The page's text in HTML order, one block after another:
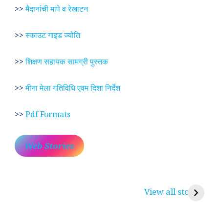
>>मैदानांची मापे व रेखाटन
>>स्काउट गाइड ज्योति
>>शिक्षण सहायक सामग्री पुस्तक
>>मीना मेला गतिविधि एवम दिशा निर्देश
>> Pdf Formats
Web Stories
View all stories
रामसा पीर, रुणेचा रा